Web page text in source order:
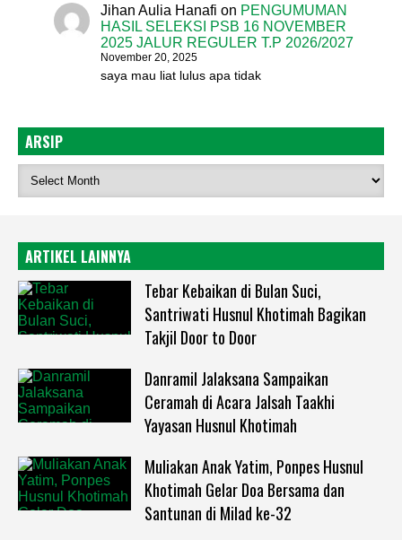
Jihan Aulia Hanafi on PENGUMUMAN
HASIL SELEKSI PSB 16 NOVEMBER
2025 JALUR REGULER T.P 2026/2027
November 20, 2025
saya mau liat lulus apa tidak
ARSIP
ARTIKEL LAINNYA
Tebar Kebaikan di Bulan Suci,
Santriwati Husnul Khotimah Bagikan
Takjil Door to Door
Danramil Jalaksana Sampaikan
Ceramah di Acara Jalsah Taakhi
Yayasan Husnul Khotimah
Muliakan Anak Yatim, Ponpes Husnul
Khotimah Gelar Doa Bersama dan
Santunan di Milad ke-32